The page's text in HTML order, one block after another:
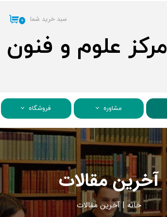
مرکز علوم و فنون
۰ سبد خرید شما
مشاوره فروشگاه
آخرین مقالات
خانه |آخرین مقالات